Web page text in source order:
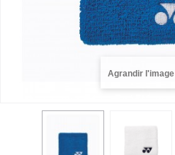
Agrandir l'image